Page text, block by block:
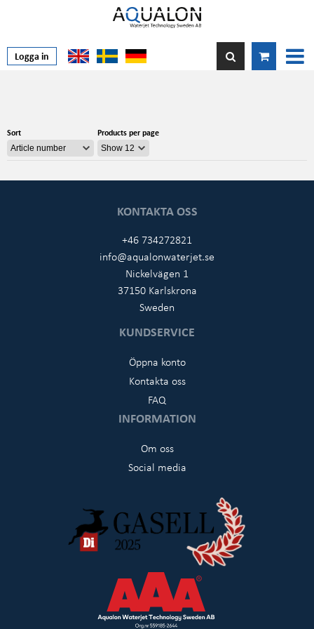
Logga in
Sort Products per page
KONTAKTA OSS
+46 734272821
info@aqualonwaterjet.se
Nickelvägen 1
37150 Karlskrona
Sweden
KUNDSERVICE
Öppna konto
Kontakta oss
FAQ
INFORMATION
Om oss
Social media